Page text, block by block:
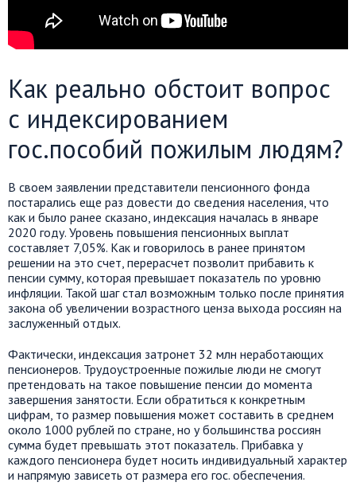
Как реально обстоит вопрос
с индексированием
гос.пособий пожилым людям?
В своем заявлении представители пенсионного фонда
постарались еще раз довести до сведения населения, что
как и было ранее сказано, индексация началась в январе
2020 году. Уровень повышения пенсионных выплат
составляет 7,05%. Как и говорилось в ранее принятом
решении на это счет, перерасчет позволит прибавить к
пенсии сумму, которая превышает показатель по уровню
инфляции. Такой шаг стал возможным только после принятия
закона об увеличении возрастного ценза выхода россиян на
заслуженный отдых.
Фактически, индексация затронет 32 млн неработающих
пенсионеров. Трудоустроенные пожилые люди не смогут
претендовать на такое повышение пенсии до момента
завершения занятости. Если обратиться к конкретным
цифрам, то размер повышения может составить в среднем
около 1000 рублей по стране, но у большинства россиян
сумма будет превышать этот показатель. Прибавка у
каждого пенсионера будет носить индивидуальный характер
и напрямую зависеть от размера его гос. обеспечения.